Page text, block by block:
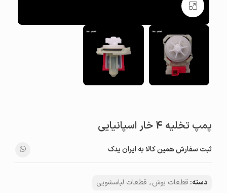
بزرگنمایی تصویر
پمپ تخلیه 4 خار اسپانیایی
ثبت سفارش همین کالا به ایران یدک
دسته: قطعات بوش, قطعات لباسشویی